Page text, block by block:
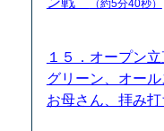
（約5分40秒）
１５．オープン
グリーン、オー
お母さん、拝み